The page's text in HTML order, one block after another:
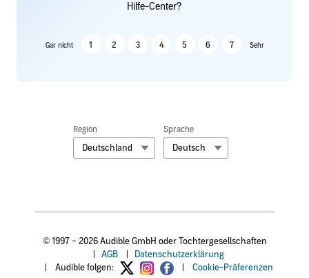
Hilfe-Center?
Gar nicht 1 2 3 4 5 6 7 Sehr
Region
Deutschland
Sprache
Deutsch
© 1997 – 2026 Audible GmbH oder Tochtergesellschaften
AGB
Datenschutzerklärung
Audible folgen: | Cookie-Präferenzen